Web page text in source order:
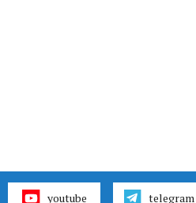
youtube telegram